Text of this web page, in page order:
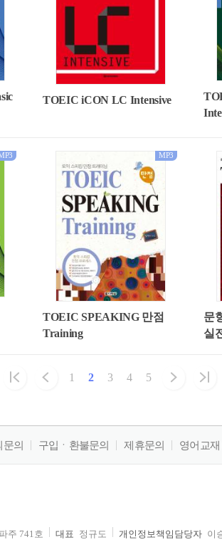
TOEIC iCON LC Intensive
MP3
TOEIC SPEAKING 만점
Training
문
실
1 2 3 4 5
문의 구입ㆍ환불문의 제휴문의 영어교재
파주 741호 대표 정규도 개인정보책임담당자 이